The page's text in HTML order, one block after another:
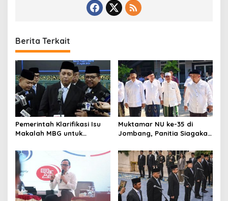
Berita Terkait
Pemerintah Klarifikasi Isu
Makalah MBG untuk
Perdamaian 2026
Muktamar NU ke-35 di
Jombang, Panitia Siagakan